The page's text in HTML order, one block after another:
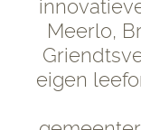
Meerlo,
eigen